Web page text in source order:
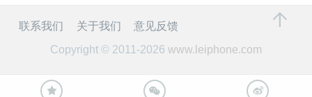
联系我们 关于我们
意见反馈
Copyright © 2011-2026 www.leiphone.com